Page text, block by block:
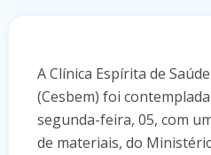
A Clínica Espírita de
(Cesbem) foi
segunda-feira, 05, com
de materiais, do